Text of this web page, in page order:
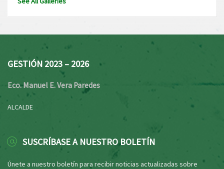
GESTIÓN 2023 – 2026
Eco. Manuel E. Vera Paredes
ALCALDE
SUSCRÍBASE A NUESTRO BOLETÍN
Únete a nuestro boletín para recibir noticias actualizadas sobre